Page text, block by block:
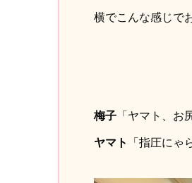
横でこんな感じで
梅子「ヤマト、お
ヤマト 「指圧に